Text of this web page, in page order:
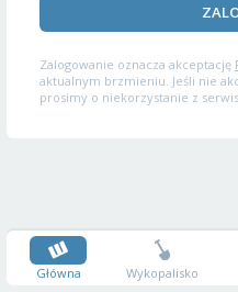
Zalogowanie oznacza akceptację
aktualnym brzmieniu. Jeśli nie
prosimy o niekorzystanie z
Główna Wykopalisko